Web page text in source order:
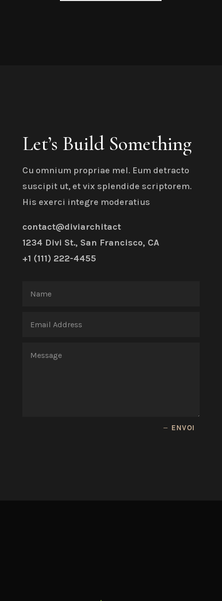
Let’s Build Something
Cu omnium propriae mel. Eum detracto
suscipit ut, et vix splendide scriptorem.
His exerci integre moderatius
contact@diviarchitact
1234 Divi St., San Francisco, CA
+1 (111) 222-4455
ENVOI